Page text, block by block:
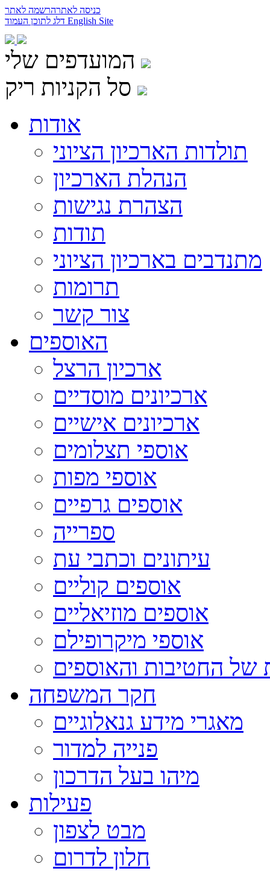
כניסה לאתרהרשמה לאתר
English Site
המועדפים שלי
סל הקניות ריק
אודות
תולדות הארכיון הציוני
הנהלת הארכיון
הצהרת נגישות
תודות
מתנדבים בארכיון הציוני
תרומות
צור קשר
האוספים
ארכיון הרצל
ארכיונים מוסדיים
ארכיונים אישיים
אוספי תצלומים
אוספי מפות
אוספים גרפיים
ספרייה
עיתונים וכתבי עת
אוספים קוליים
אוספים מוזיאליים
אוספי מיקרופילם
של החטיבות והאוספים
חקר המשפחה
מאגרי מידע גנאלוגיים
פנייה למדור
מיהו בעל הדרכון
פעילות
מבט לצפון
חלון לדרום